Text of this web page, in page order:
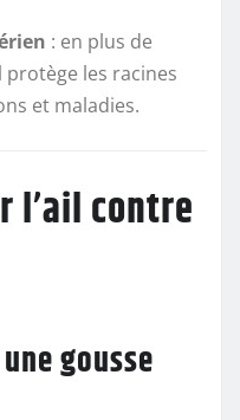
: en plus de
protège les racines
et maladies.
l’ail contre
gousse